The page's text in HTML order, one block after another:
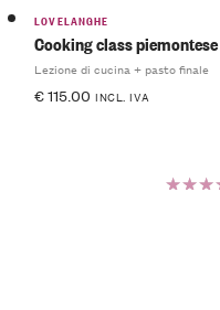
LOVELANGHE
Cooking class piemontese
Lezione di cucina + pasto finale
€115.00 INCL. IVA